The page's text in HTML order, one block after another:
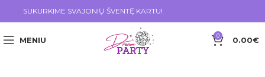
SUKURKIME SVAJONIŲ ŠVENTĘ KARTU!
MENIU 0 0.00€